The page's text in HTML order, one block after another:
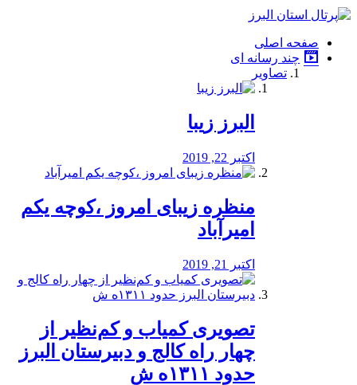
فصد
شرق
تهران
خشکشویی
صفحه اصلی
چند رسانه ای
تصاویر
البرز زیبا
اکتبر 22, 2019
منظره‌‌ زیبای امروز ،کوچه یکم
امیرآباد
اکتبر 21, 2019
️تصویری کمیاب و کم‌نظیر از
چهار راه كالج و دبيرستان البرز
حدود ۱۳۱۱ه ش